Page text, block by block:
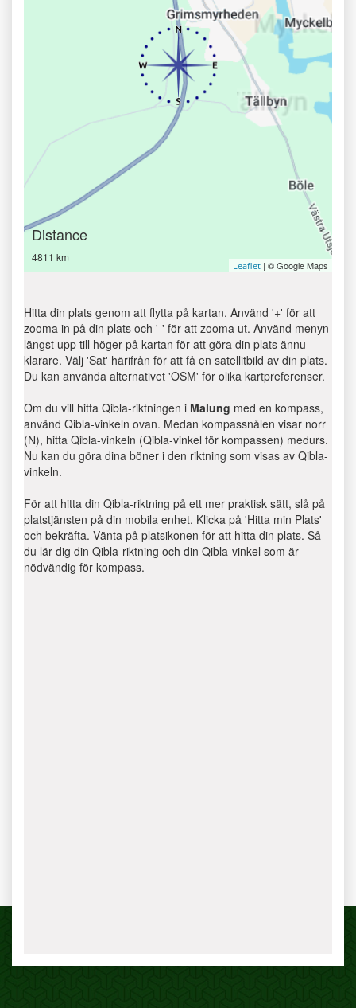
Distance
4811 km
Leaflet | © Google Maps
Hitta din plats genom att flytta på kartan. Använd '+' för att
zooma in på din plats och '-' för att zooma ut. Använd menyn
längst upp till höger på kartan för att göra din plats ännu
klarare. Välj 'Sat' härifrån för att få en satellitbild av din plats.
Du kan använda alternativet 'OSM' för olika kartpreferenser.
Om du vill hitta Qibla-riktningen i Malung med en kompass,
använd Qibla-vinkeln ovan. Medan kompassnålen visar norr
(N), hitta Qibla-vinkeln (Qibla-vinkel för kompassen) medurs.
Nu kan du göra dina böner i den riktning som visas av Qibla-
vinkeln.
För att hitta din Qibla-riktning på ett mer praktisk sätt, slå på
platstjänsten på din mobila enhet. Klicka på 'Hitta min Plats'
och bekräfta. Vänta på platsikonen för att hitta din plats. Så
du lär dig din Qibla-riktning och din Qibla-vinkel som är
nödvändig för kompass.